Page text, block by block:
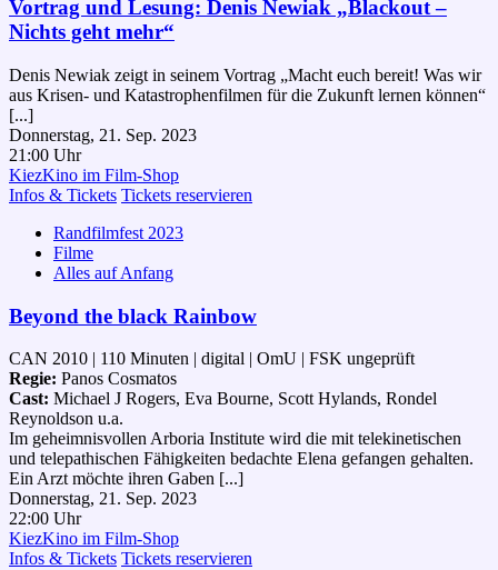
Vortrag und Lesung: Denis Newiak „Blackout –
Nichts geht mehr“
Denis Newiak zeigt in seinem Vortrag „Macht euch bereit! Was wir
aus Krisen- und Katastrophenfilmen für die Zukunft lernen können“
[...]
Donnerstag, 21. Sep. 2023
21:00 Uhr
KiezKino im Film-Shop
Infos & Tickets Tickets reservieren
Randfilmfest 2023
Filme
Alles auf Anfang
Beyond the black Rainbow
CAN 2010 | 110 Minuten | digital | OmU | FSK ungeprüft
Regie: Panos Cosmatos
Cast: Michael J Rogers, Eva Bourne, Scott Hylands, Rondel
Reynoldson u.a.
Im geheimnisvollen Arboria Institute wird die mit telekinetischen
und telepathischen Fähigkeiten bedachte Elena gefangen gehalten.
Ein Arzt möchte ihren Gaben [...]
Donnerstag, 21. Sep. 2023
22:00 Uhr
KiezKino im Film-Shop
Infos & Tickets Tickets reservieren